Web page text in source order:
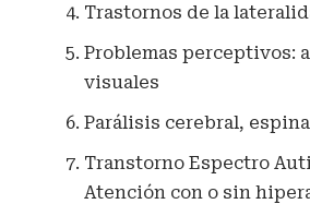
Trastornos de la
Problemas perceptivos:
visuales
Parálisis cerebral,
Transtorno Espectro
Atención con o sin